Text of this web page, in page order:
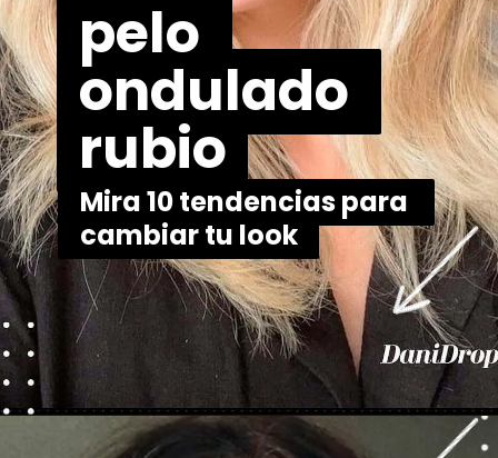
pelo
ondulado
rubio
pelo
ondulado
rubio
Mira 10 tendencias para
cambiar tu look
Mira 10 tendencias para
cambiar tu look
Abriendo... https://danidrops.com.br/es/tendencia-del-cabello-rubio-2025/